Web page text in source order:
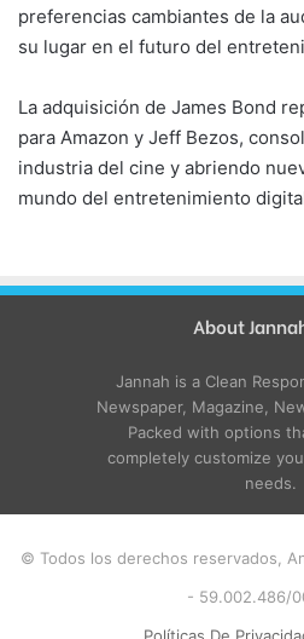
preferencias cambiantes de la
su lugar en el futuro del
La adquisición de James Bond
para Amazon y Jeff Bezos,
industria del cine y abriendo
mundo del entretenimiento
About
Jannah is a Clean
Newspaper, Magazine,
Packed with options
completely customize
needs.
© Todos los derechos reservados,
- 59.002.486/